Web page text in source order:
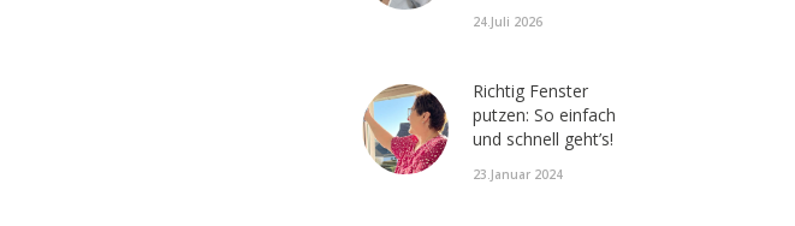
24.Juli 2026
Richtig Fenster
putzen: So einfach
und schnell geht’s!
23.Januar 2024